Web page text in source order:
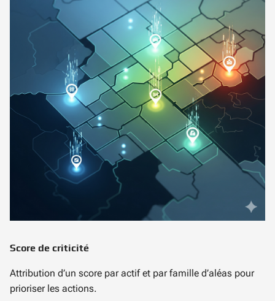
Score de criticité
Attribution d’un score par actif et par famille d’aléas pour
prioriser les actions.